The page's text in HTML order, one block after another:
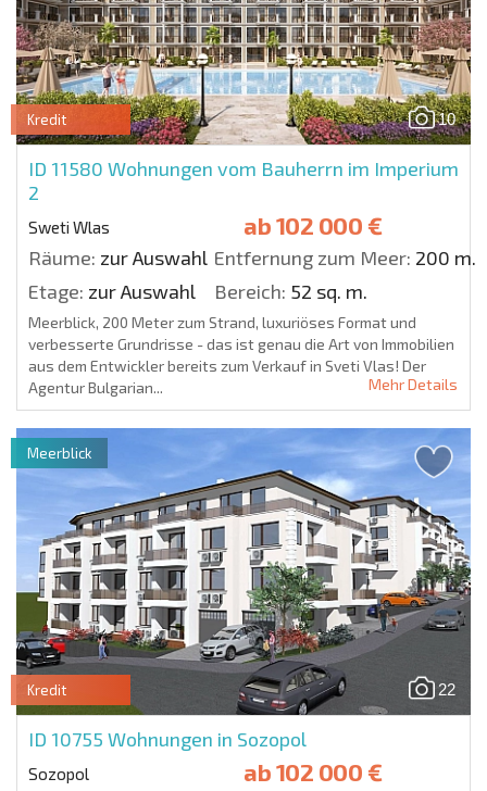
10
Kredit
ID 11580 Wohnungen vom Bauherrn im Imperium
2
Sweti Wlas ab102 000 €
Räume: zur Auswahl Entfernung zum Meer: 200 m.
Etage: zur Auswahl Bereich: 52 sq. m.
Meerblick, 200 Meter zum Strand, luxuriöses Format und
verbesserte Grundrisse - das ist genau die Art von Immobilien
aus dem Entwickler bereits zum Verkauf in Sveti Vlas! Der
Agentur Bulgarian...
Mehr Details
22
Kredit
ID 10755 Wohnungen in Sozopol
Sozopol ab102 000 €
Meerblick